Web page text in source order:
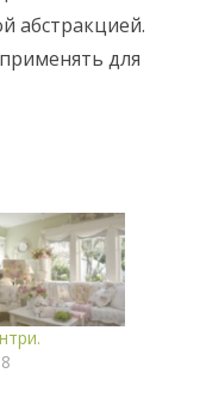
абстракцией.
для